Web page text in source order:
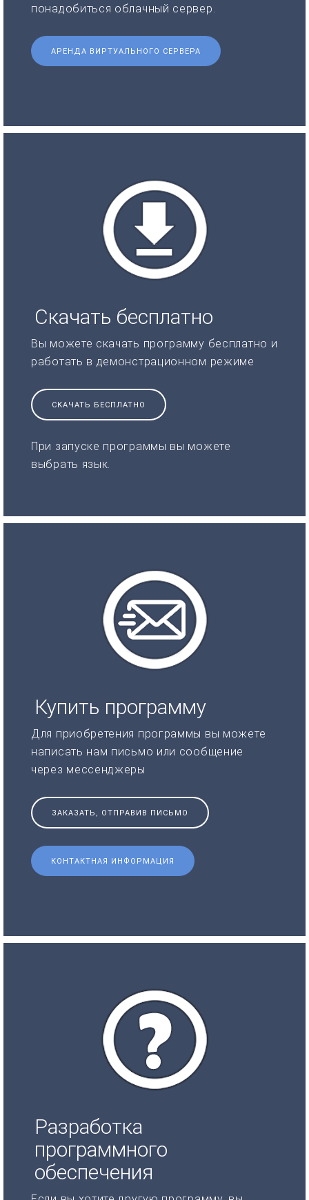
понадобиться облачный сервер.
АРЕНДА ВИРТУАЛЬНОГО СЕРВЕРА
Скачать бесплатно
Вы можете скачать программу бесплатно и
работать в демонстрационном режиме
СКАЧАТЬ БЕСПЛАТНО
При запуске программы вы можете
выбрать язык.
Купить программу
Для приобретения программы вы можете
написать нам письмо или сообщение
через мессенджеры
ЗАКАЗАТЬ, ОТПРАВИВ ПИСЬМО
КОНТАКТНАЯ ИНФОРМАЦИЯ
Разработка
программного
обеспечения